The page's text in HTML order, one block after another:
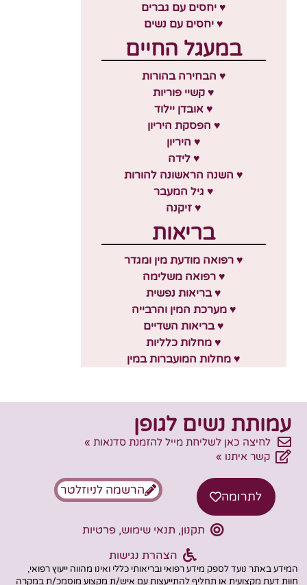
♥ יחסים עם גברים
♥ יחסים עם נשים
במעגל החיים
♥ הבחירה בהורות
♥ קשיי פוריות
♥ אובדן יילוד
♥ הפסקת היריון
♥ היריון
♥ לידה
♥ השנה הראשונה להורות
♥ גיל המעבר
♥ זיקנה
בריאות
♥ רפואה מודעת מין ומגדר
♥ רפואה משלימה
♥ בריאות נפשית
♥ מערכת המין והרבייה
♥ בריאות השדיים
♥ מחלות כלליות
♥ מחלות המועברות במין
עמותת נשים לגופן
לחיצה כאן לשליחת מייל להזמנת סדנאות »
קשר איתנו »
לתרומה הרשמה לניוזלטר
תקנון, תנאי שימוש, פרטיות
הצהרת נגישות
המידע באתר נועד לספק מידע רפואי ובריאותי כללי ואינו מהווה ייעוץ רפואי,
חוות דעת מקצועית או תחליף להתייעצות עם איש/ת מקצוע מוסמכ/ת במקרה